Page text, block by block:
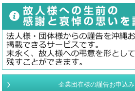
企業団崔様の謹告お申込